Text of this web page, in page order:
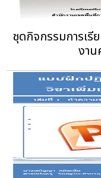
ชุดกิจกรรมการเ
งา